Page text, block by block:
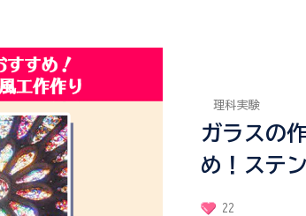
ガラスの
め！ステ
理科実験
22